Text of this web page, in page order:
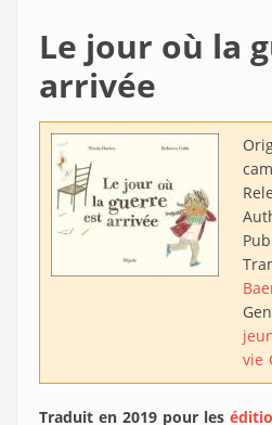
Le jour où la
arrivée
vie
Traduit en 2019 pour les